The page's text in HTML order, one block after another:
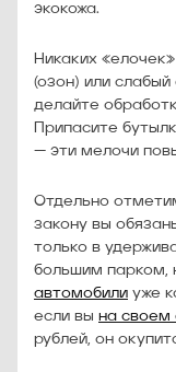
экокожа.
Никаких
(озон) или
делайте
Припасите
— эти мелочи
Отдельно
закону вы
только в
большим парком,
автомобили уже
если вы на своем
рублей, он